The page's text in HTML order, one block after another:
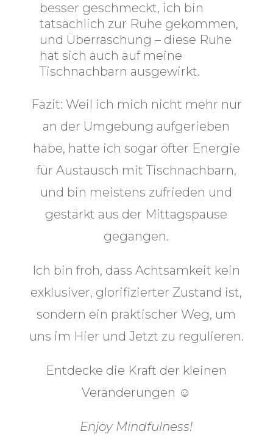
besser geschmeckt, ich bin
tatsächlich zur Ruhe gekommen,
und Überraschung – diese Ruhe
hat sich auch auf meine
Tischnachbarn ausgewirkt.
Fazit: Weil ich mich nicht mehr nur
an der Umgebung aufgerieben
habe, hatte ich sogar öfter Energie
für Austausch mit Tischnachbarn,
und bin meistens zufrieden und
gestärkt aus der Mittagspause
gegangen.
Ich bin froh, dass Achtsamkeit kein
exklusiver, glorifizierter Zustand ist,
sondern ein praktischer Weg, um
uns im Hier und Jetzt zu regulieren.
Entdecke die Kraft der kleinen
Veränderungen ☺
Enjoy Mindfulness!